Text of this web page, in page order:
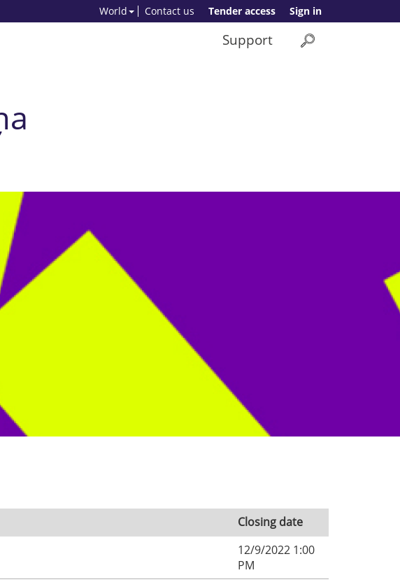
Sign in
Tender access
Contact us
World
Support
Closing date
12/9/2022 1:00
PM